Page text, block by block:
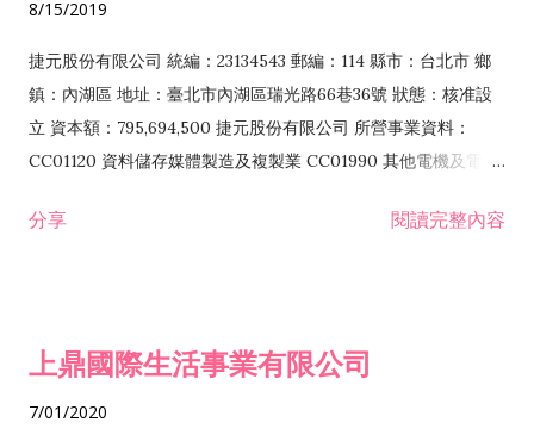
F399040 無店面零售業 F399990 其他綜合零售業 F401010 國
際貿易業 ZZ99999 除許可業務外，得經營法令非禁止或限制之
業務
8/15/2019
捷元股份有限公司 統編：23134543 郵編：114 縣市：台北市 鄉
鎮：內湖區 地址：臺北市內湖區瑞光路66巷36號 狀態：核准設
立 資本額：795,694,500 捷元股份有限公司 所營事業資料：
CC01120 資料儲存媒體製造及複製業 CC01990 其他電機及電子
CC01050 資料儲存及處理設備製造業 CC01060 有線通信機械器
腦及事務性機器設備批發業 F113070 電信器材批發業 F118010
分享 閱讀完整內容
上鼎國際生活事業有限公司
7/01/2020